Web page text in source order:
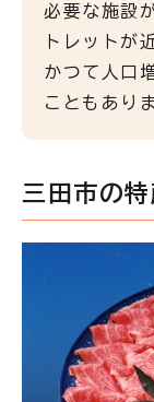
必要な施設
トレットが
かつて人口
こともあり
三田市の特